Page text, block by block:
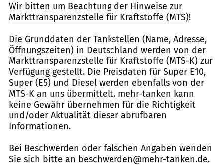
Wir bitten um Beachtung der Hinweise zur
Markttransparenzstelle für Kraftstoffe (MTS)!
Die Grunddaten der Tankstellen (Name, Adresse,
Öffnungszeiten) in Deutschland werden von der
Markttransparenzstelle für Kraftstoffe (MTS-K) zur
Verfügung gestellt. Die Preisdaten für Super E10,
Super (E5) und Diesel werden ebenfalls von der
MTS-K an uns übermittelt. mehr-tanken kann
keine Gewähr übernehmen für die Richtigkeit
und/oder Aktualität dieser abrufbaren
Informationen.
Bei Beschwerden oder falschen Angaben wenden
Sie sich bitte an beschwerden@mehr-tanken.de.